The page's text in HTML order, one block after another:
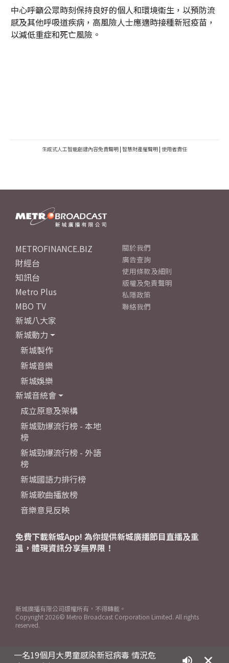
中心呼籲公眾時刻保持良好的個人和環境衞生，以預防流
感及其他呼吸道疾病，高風險人士應適時接種新冠疫苗，
以減低重症和死亡風險。
生成式人工智能創建內容免責聲明 | 智慧財產權聲明 | 使用者責任
一名19個月大男童感染新冠病毒 情況危
METROFINANCE.BIZ
財經台
知訊台
Metro Plus
MBO TV
新城八大家
新城動力
新城製作
新城音樂
新城娛樂
新城音統會
成立原意及架構
新城勁爆流行榜 - 本地
榜
新城勁爆流行榜 - 外語
榜
新城國語力排行榜
新城歌曲播放榜
音樂意見反映
關於我們
廣告查詢
使用條款及細則
版權及免責聲明
私隱政策
聯絡我們
免費下載新城App! 為你提供新城廣播節目直播及重
溫，體現資訊分享無界限！
新城廣播有限公司版權所有，不得轉載。
Copyright 2026© Metro Broadcast Corporation Limited. All rights
reserved.